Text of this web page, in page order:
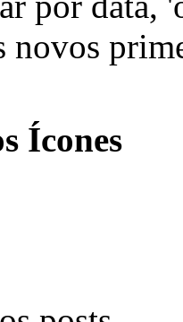
novos
Ícones